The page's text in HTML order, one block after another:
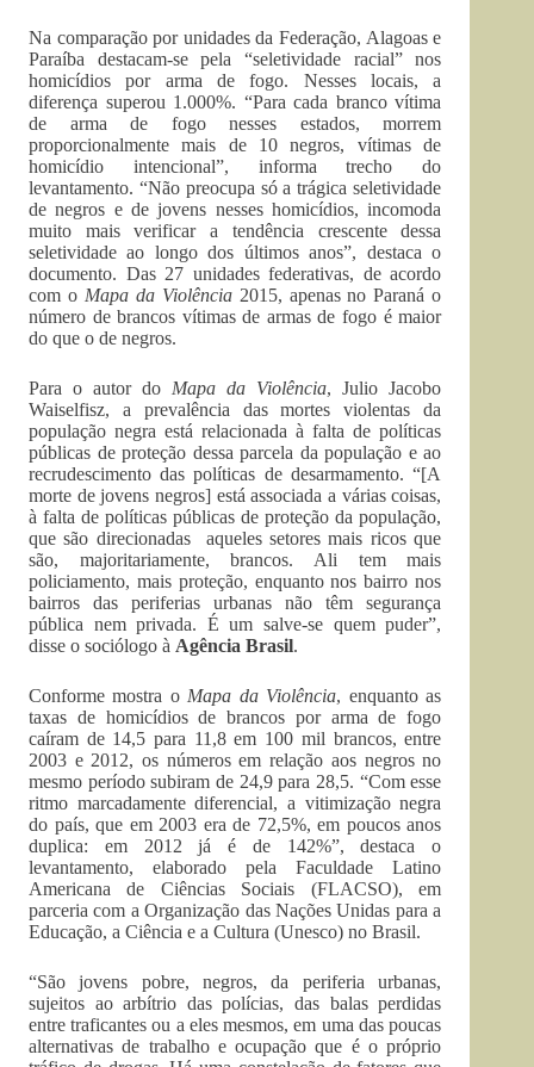
Na comparação por unidades da Federação, Alagoas e
Paraíba destacam-se pela “seletividade racial” nos
homicídios por arma de fogo. Nesses locais, a
diferença superou 1.000%. “Para cada branco vítima
de arma de fogo nesses estados, morrem
proporcionalmente mais de 10 negros, vítimas de
homicídio intencional”, informa trecho do
levantamento. “Não preocupa só a trágica seletividade
de negros e de jovens nesses homicídios, incomoda
muito mais verificar a tendência crescente dessa
seletividade ao longo dos últimos anos”, destaca o
documento. Das 27 unidades federativas, de acordo
com oMapa da Violência2015, apenas no Paraná o
número de brancos vítimas de armas de fogo é maior
do que o de negros.
Para o autor do Mapa da Violência, Julio Jacobo
Waiselfisz, a prevalência das mortes violentas da
população negra está relacionada à falta de políticas
públicas de proteção dessa parcela da população e ao
recrudescimento das políticas de desarmamento. “[A
morte de jovens negros] está associada a várias coisas,
à falta de políticas públicas de proteção da população,
que são direcionadas aqueles setores mais ricos que
são, majoritariamente, brancos. Ali tem mais
policiamento, mais proteção, enquanto nos bairro nos
bairros das periferias urbanas não têm segurança
pública nem privada. É um salve-se quem puder”,
disse o sociólogo à Agência Brasil.
Conforme mostra o Mapa da Violência, enquanto as
taxas de homicídios de brancos por arma de fogo
caíram de 14,5 para 11,8 em 100 mil brancos, entre
2003 e 2012, os números em relação aos negros no
mesmo período subiram de 24,9 para 28,5. “Com esse
ritmo marcadamente diferencial, a vitimização negra
do país, que em 2003 era de 72,5%, em poucos anos
duplica: em 2012 já é de 142%”, destaca o
levantamento, elaborado pela Faculdade Latino
Americana de Ciências Sociais (FLACSO), em
parceria com a Organização das Nações Unidas para a
Educação, a Ciência e a Cultura (Unesco) no Brasil.
“São jovens pobre, negros, da periferia urbanas,
sujeitos ao arbítrio das polícias, das balas perdidas
entre traficantes ou a eles mesmos, em uma das poucas
alternativas de trabalho e ocupação que é o próprio